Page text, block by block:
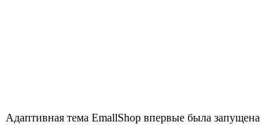
Адаптивная тема EmallShop впервые была запущена